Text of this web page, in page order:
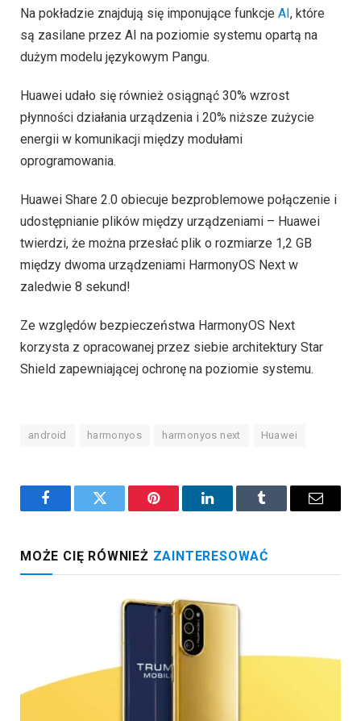
Na pokładzie znajdują się imponujące funkcje AI , które
są zasilane przez AI na poziomie systemu opartą na
dużym modelu językowym Pangu.
Huawei udało się również osiągnąć 30% wzrost
płynności działania urządzenia i 20% niższe zużycie
energii w komunikacji między modułami
oprogramowania.
Huawei Share 2.0 obiecuje bezproblemowe połączenie i
udostępnianie plików między urządzeniami – Huawei
twierdzi, że można przesłać plik o rozmiarze 1,2 GB
między dwoma urządzeniami HarmonyOS Next w
zaledwie 8 sekund!
Ze względów bezpieczeństwa HarmonyOS Next
korzysta z opracowanej przez siebie architektury Star
Shield zapewniającej ochronę na poziomie systemu.
android harmonyos harmonyos next Huawei
FacebookTwitter Pinterest LinkedInTumblr Email
MOŻE CIĘ RÓWNIEŻ ZAINTERESOWAĆ